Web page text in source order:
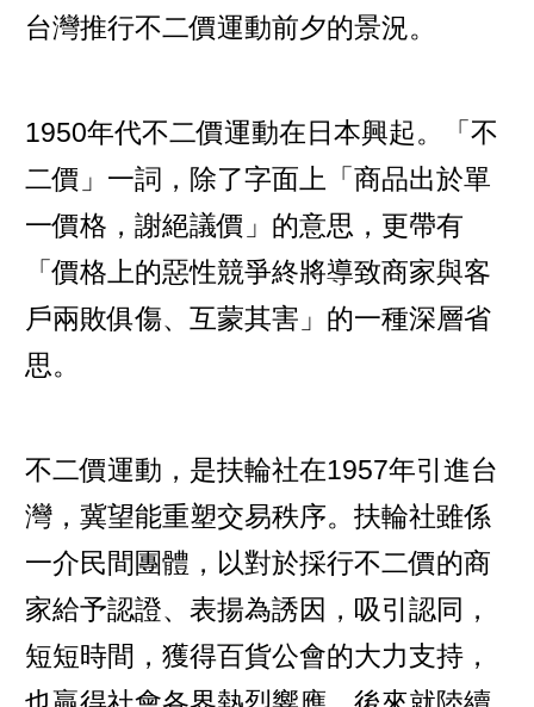
台灣推行不二價運動前夕的景況。
1950年代不二價運動在日本興起。「不
二價」一詞，除了字面上「商品出於單
一價格，謝絕議價」的意思，更帶有
「價格上的惡性競爭終將導致商家與客
戶兩敗俱傷、互蒙其害」的一種深層省
思。
不二價運動，是扶輪社在1957年引進台
灣，冀望能重塑交易秩序。扶輪社雖係
一介民間團體，以對於採行不二價的商
家給予認證、表揚為誘因，吸引認同，
短短時間，獲得百貨公會的大力支持，